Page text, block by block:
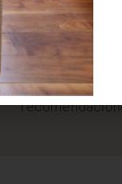
tips,